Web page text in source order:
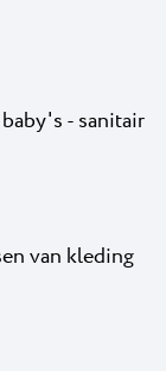
- sanitair
van kleding